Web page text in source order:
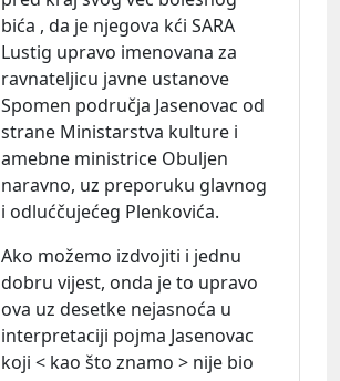
bića , da je njegova kći SARA
Lustig upravo imenovana za
ravnateljicu javne ustanove
Spomen područja Jasenovac od
strane Ministarstva kulture i
amebne ministrice Obuljen
naravno, uz preporuku glavnog
i odlućčujećeg Plenkovića.
Ako možemo izdvojiti i jednu
dobru vijest, onda je to upravo
ova uz desetke nejasnoća u
interpretaciji pojma Jasenovac
koji < kao što znamo > nije bio